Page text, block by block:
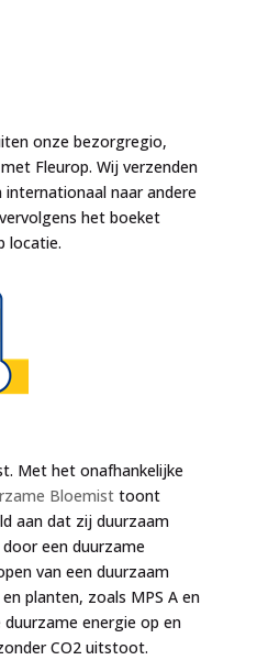
onze bezorgregio,
Fleurop. Wij verzenden
naar andere
het boeket
locatie.
Met het onafhankelijke
Bloemisttoont
aan dat zij duurzaam
een duurzame
van een duurzaam
planten, zoals MPS A en
duurzame energie op en
CO2 uitstoot.